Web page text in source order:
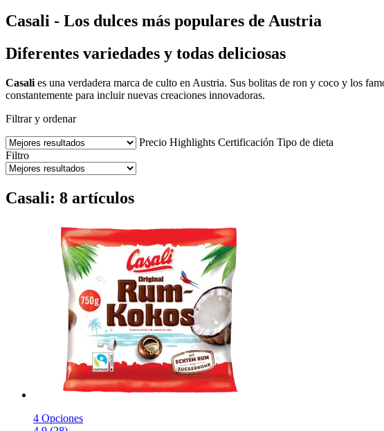
Casali - Los dulces más populares de Austria
Diferentes variedades y todas deliciosas
Casali es una verdadera marca de culto en Austria. Sus bolitas de ron y coco y los
constantemente para incluir nuevas creaciones innovadoras.
Filtrar y ordenar
Precio Highlights Certificación Tipo de dieta
Filtro
Casali: 8 artículos
4 Opciones